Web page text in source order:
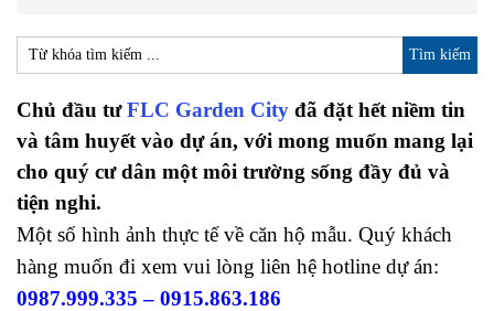
Chủ đầu tưFLC Garden City đã đặt hết niềm tin
và tâm huyết vào dự án, với mong muốn mang lại
cho quý cư dân một môi trường sống đầy đủ và
tiện nghi.
Một số hình ảnh thực tế về căn hộ mẫu. Quý khách
hàng muốn đi xem vui lòng liên hệ hotline dự án:
0987.999.335 – 0915.863.186